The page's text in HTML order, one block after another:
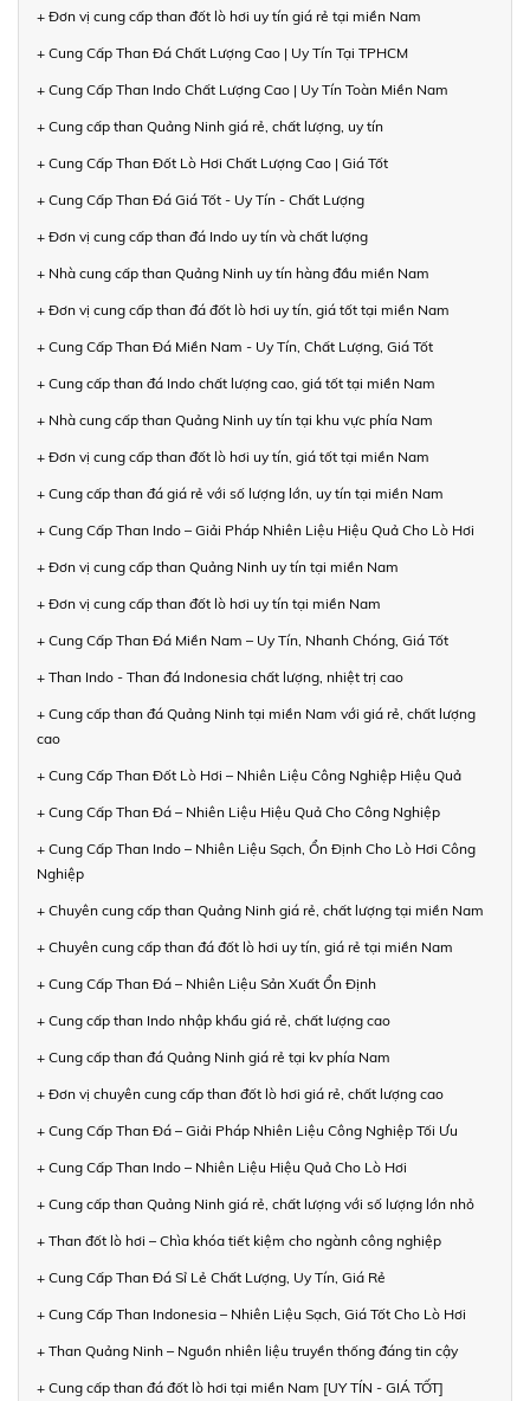
+ Đơn vị cung cấp than đốt lò hơi uy tín giá rẻ tại miền Nam
+ Cung Cấp Than Đá Chất Lượng Cao | Uy Tín Tại TPHCM
+ Cung Cấp Than Indo Chất Lượng Cao | Uy Tín Toàn Miền Nam
+ Cung cấp than Quảng Ninh giá rẻ, chất lượng, uy tín
+ Cung Cấp Than Đốt Lò Hơi Chất Lượng Cao | Giá Tốt
+ Cung Cấp Than Đá Giá Tốt - Uy Tín - Chất Lượng
+ Đơn vị cung cấp than đá Indo uy tín và chất lượng
+ Nhà cung cấp than Quảng Ninh uy tín hàng đầu miền Nam
+ Đơn vị cung cấp than đá đốt lò hơi uy tín, giá tốt tại miền Nam
+ Cung Cấp Than Đá Miền Nam - Uy Tín, Chất Lượng, Giá Tốt
+ Cung cấp than đá Indo chất lượng cao, giá tốt tại miền Nam
+ Nhà cung cấp than Quảng Ninh uy tín tại khu vực phía Nam
+ Đơn vị cung cấp than đốt lò hơi uy tín, giá tốt tại miền Nam
+ Cung cấp than đá giá rẻ với số lượng lớn, uy tín tại miền Nam
+ Cung Cấp Than Indo – Giải Pháp Nhiên Liệu Hiệu Quả Cho Lò Hơi
+ Đơn vị cung cấp than Quảng Ninh uy tín tại miền Nam
+ Đơn vị cung cấp than đốt lò hơi uy tín tại miền Nam
+ Cung Cấp Than Đá Miền Nam – Uy Tín, Nhanh Chóng, Giá Tốt
+ Than Indo - Than đá Indonesia chất lượng, nhiệt trị cao
+ Cung cấp than đá Quảng Ninh tại miền Nam với giá rẻ, chất lượng
cao
+ Cung Cấp Than Đốt Lò Hơi – Nhiên Liệu Công Nghiệp Hiệu Quả
+ Cung Cấp Than Đá – Nhiên Liệu Hiệu Quả Cho Công Nghiệp
+ Cung Cấp Than Indo – Nhiên Liệu Sạch, Ổn Định Cho Lò Hơi Công
Nghiệp
+ Chuyên cung cấp than Quảng Ninh giá rẻ, chất lượng tại miền Nam
+ Chuyên cung cấp than đá đốt lò hơi uy tín, giá rẻ tại miền Nam
+ Cung Cấp Than Đá – Nhiên Liệu Sản Xuất Ổn Định
+ Cung cấp than Indo nhập khẩu giá rẻ, chất lượng cao
+ Cung cấp than đá Quảng Ninh giá rẻ tại kv phía Nam
+ Đơn vị chuyên cung cấp than đốt lò hơi giá rẻ, chất lượng cao
+ Cung Cấp Than Đá – Giải Pháp Nhiên Liệu Công Nghiệp Tối Ưu
+ Cung Cấp Than Indo – Nhiên Liệu Hiệu Quả Cho Lò Hơi
+ Cung cấp than Quảng Ninh giá rẻ, chất lượng với số lượng lớn nhỏ
+ Than đốt lò hơi – Chìa khóa tiết kiệm cho ngành công nghiệp
+ Cung Cấp Than Đá Sỉ Lẻ Chất Lượng, Uy Tín, Giá Rẻ
+ Cung Cấp Than Indonesia – Nhiên Liệu Sạch, Giá Tốt Cho Lò Hơi
+ Than Quảng Ninh – Nguồn nhiên liệu truyền thống đáng tin cậy
+ Cung cấp than đá đốt lò hơi tại miền Nam [UY TÍN - GIÁ TỐT]